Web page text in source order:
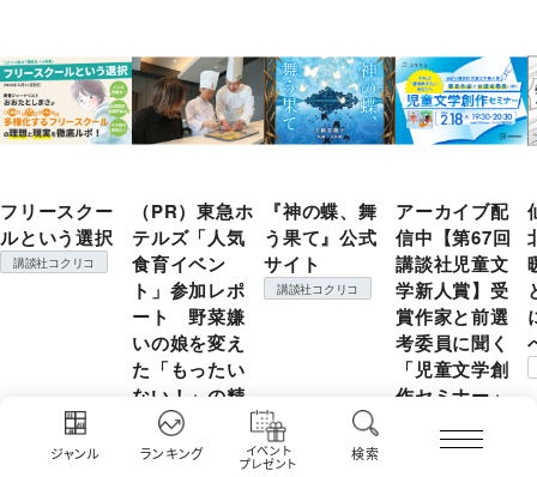
ジャンル ランキング イベント
プレゼント
検索
フリースクー
ルという選択
講談社コクリコ
（PR）東急ホ
テルズ「人気
食育イベン
ト」参加レポ
ート 野菜嫌
いの娘を変え
た「もったい
ない！」の精
コクリコ
『神の蝶、舞
う果て』公式
サイト
講談社コクリコ
アーカイブ配
信中【第67回
講談社児童文
学新人賞】受
賞作家と前選
考委員に聞く
「児童文学創
作セミナー」